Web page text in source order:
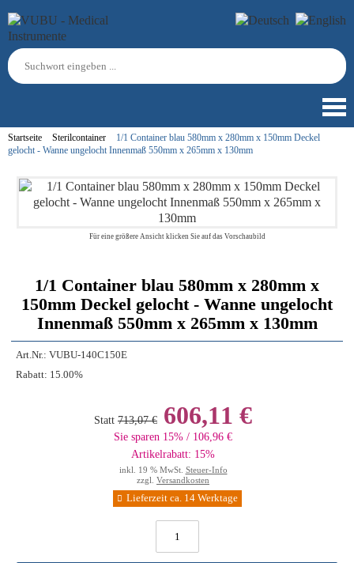
Startseite Sterilcontainer
1/1 Container blau 580mm x 280mm x 150mm Deckel
gelocht - Wanne ungelocht Innenmaß 550mm x 265mm x 130mm
Für eine größere Ansicht klicken Sie auf das Vorschaubild
1/1 Container blau 580mm x 280mm x
150mm Deckel gelocht - Wanne ungelocht
Innenmaß 550mm x 265mm x 130mm
Art.Nr.: VUBU-140C150E
Rabatt: 15.00%
Statt 713,07 € 606,11 €
Sie sparen 15% / 106,96 €
Artikelrabatt: 15%
inkl. 19 % MwSt. Steuer-Info
zzgl. Versandkosten
Lieferzeit ca. 14 Werktage